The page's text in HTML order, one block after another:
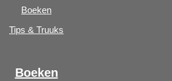
Boeken
Tips & Truuks
Boeken